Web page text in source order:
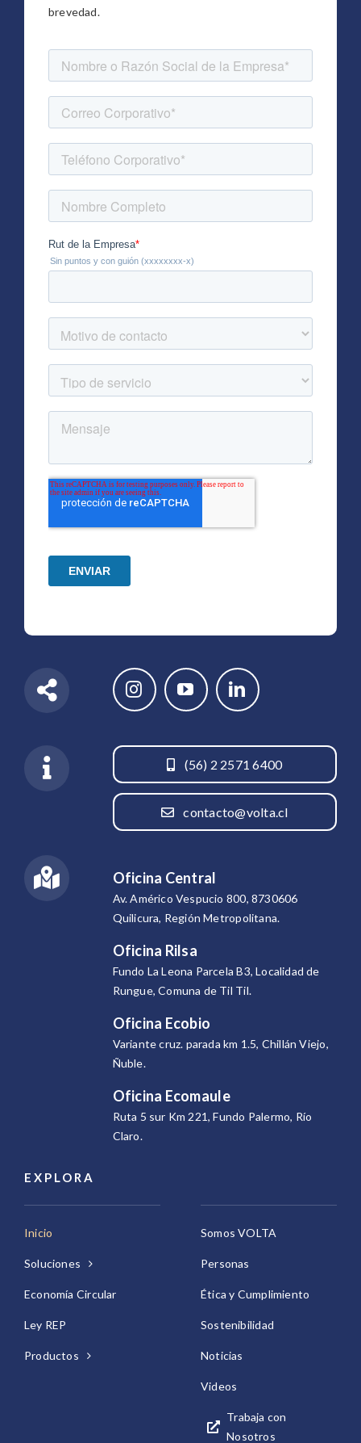
brevedad.
(56) 2 2571 6400
contacto@volta.cl
Oficina Central
Av. Américo Vespucio 800, 8730606
Quilicura, Región Metropolitana.
Oficina Rilsa
Fundo La Leona Parcela B3, Localidad de
Rungue, Comuna de Til Til.
Oficina Ecobio
Variante cruz. parada km 1.5, Chillán Viejo,
Ñuble.
Oficina Ecomaule
Ruta 5 sur Km 221, Fundo Palermo, Río
Claro.
EXPLORA
Inicio
Soluciones
Economía Circular
Ley REP
Productos
Somos VOLTA
Personas
Ética y Cumplimiento
Sostenibilidad
Noticias
Videos
Trabaja con
Nosotros